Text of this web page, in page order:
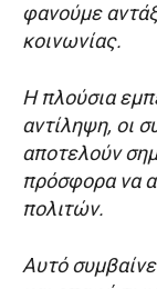
φανούμε
κοινωνίας.
Η πλούσια
αντίληψη, οι
αποτελούν
πρόσφορα να
πολιτών.
Αυτό